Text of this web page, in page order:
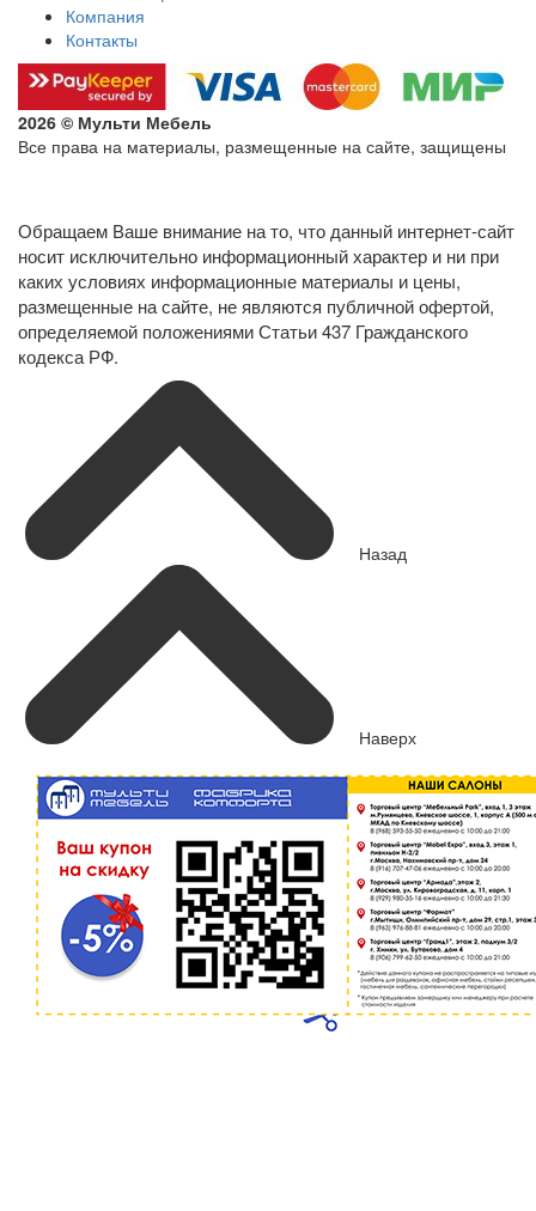
Компания
Контакты
2026 © Мульти Мебель
Все права на материалы, размещенные на сайте, защищены
Обращаем Ваше внимание на то, что данный интернет-сайт
носит исключительно информационный характер и ни при
каких условиях информационные материалы и цены,
размещенные на сайте, не являются публичной офертой,
определяемой положениями Статьи 437 Гражданского
кодекса РФ.
Назад
Наверх